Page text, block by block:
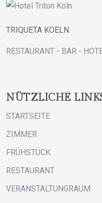
TRIQUETA KOELN
RESTAURANT - BAR -
NÜTZLICHE
STARTSEITE
ZIMMER
FRÜHSTÜCK
RESTAURANT
VERANSTALTUNGRAUM